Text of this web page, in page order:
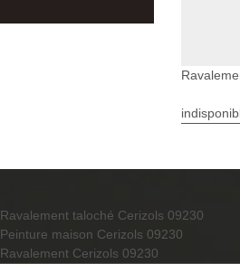
Ravalement taloché Cerizols 09230
Peinture maison Cerizols 09230
Ravalement Cerizols 09230